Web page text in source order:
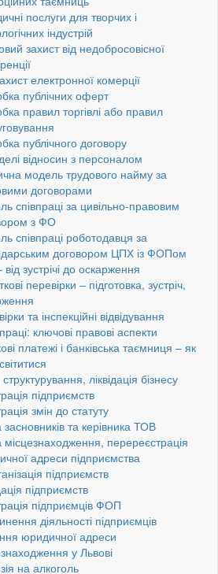
послуги для творчих і
індустрій
захист від недобросовісної
електронної комерції
публічних оферт
правил торгівлі або правил
публічного договору
відносин з персоналом
модель трудового найму за
договорами
співпраці за цивільно-правовим
з ФО
співпраці роботодавця за
договором ЦПХ із ФОПом
зустрічі до оскарження
перевірки – підготовка, зустріч,
та інспекційні відвідування
ключові правові аспекти
платежі і банківська таємниця – як
ліквідація бізнесу
підприємств
змін до статуту
засновників та керівника ТОВ
місцезнаходження, перереєстрація
адреси підприємства
підприємств
підприємств
підприємців ФОП
діяльності підприємців
юридичної адреси
у Львові
на алкоголь